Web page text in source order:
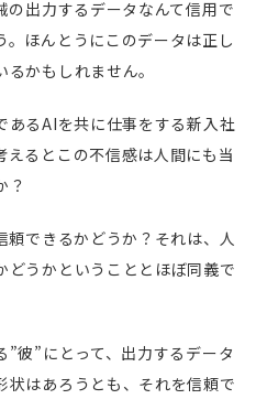
出力するデータなんて信用で
ほんとうにこのデータは正し
かもしれません。
あるAIを共に仕事をする新入社
るとこの不信感は人間にも当
？
できるかどうか？それは、人
どうかということとほぼ同義で
彼”にとって、出力するデータ
状はあろうとも、それを信頼で